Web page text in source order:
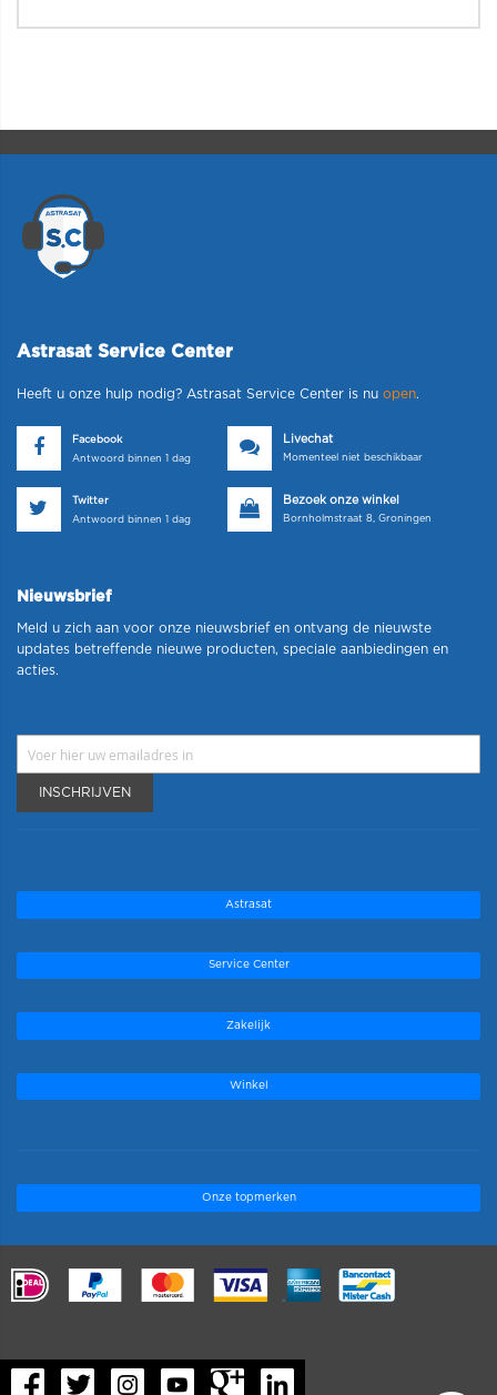
Astrasat Service Center
Heeft u onze hulp nodig? Astrasat Service Center is nu open.
Facebook
Antwoord binnen 1 dag
Livechat
Momenteel niet beschikbaar
Twitter
Antwoord binnen 1 dag
Bezoek onze winkel
Bornholmstraat 8, Groningen
Nieuwsbrief
Meld u zich aan voor onze nieuwsbrief en ontvang de nieuwste
updates betreffende nieuwe producten, speciale aanbiedingen en
acties.
INSCHRIJVEN
Astrasat
Service Center
Zakelijk
Winkel
Onze topmerken
.